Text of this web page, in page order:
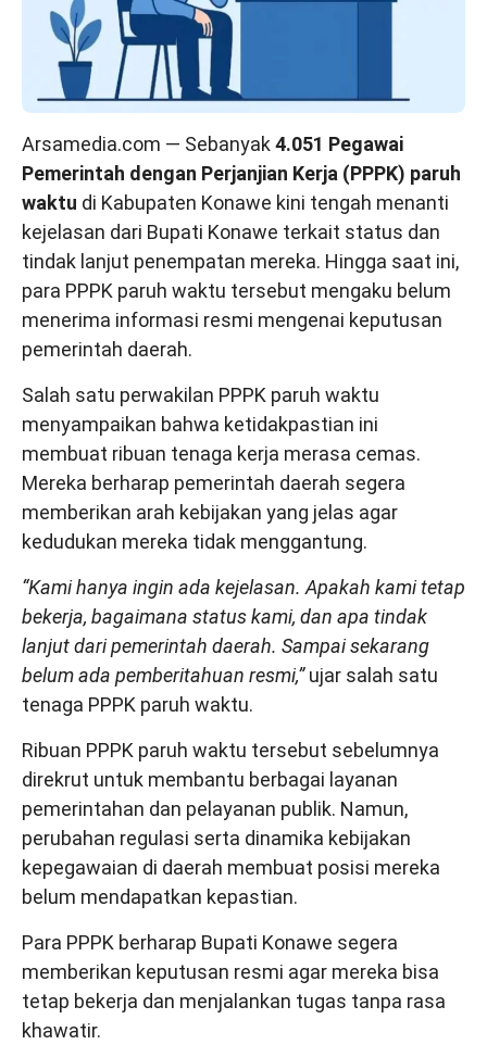
Arsamedia.com — Sebanyak4.051 Pegawai
Pemerintah dengan Perjanjian Kerja (PPPK) paruh
waktu di Kabupaten Konawe kini tengah menanti
kejelasan dari Bupati Konawe terkait status dan
tindak lanjut penempatan mereka. Hingga saat ini,
para PPPK paruh waktu tersebut mengaku belum
menerima informasi resmi mengenai keputusan
pemerintah daerah.
Salah satu perwakilan PPPK paruh waktu
menyampaikan bahwa ketidakpastian ini
membuat ribuan tenaga kerja merasa cemas.
Mereka berharap pemerintah daerah segera
memberikan arah kebijakan yang jelas agar
kedudukan mereka tidak menggantung.
“Kami hanya ingin ada kejelasan. Apakah kami tetap
bekerja, bagaimana status kami, dan apa tindak
lanjut dari pemerintah daerah. Sampai sekarang
belum ada pemberitahuan resmi,”ujar salah satu
tenaga PPPK paruh waktu.
Ribuan PPPK paruh waktu tersebut sebelumnya
direkrut untuk membantu berbagai layanan
pemerintahan dan pelayanan publik. Namun,
perubahan regulasi serta dinamika kebijakan
kepegawaian di daerah membuat posisi mereka
belum mendapatkan kepastian.
Para PPPK berharap Bupati Konawe segera
memberikan keputusan resmi agar mereka bisa
tetap bekerja dan menjalankan tugas tanpa rasa
khawatir.